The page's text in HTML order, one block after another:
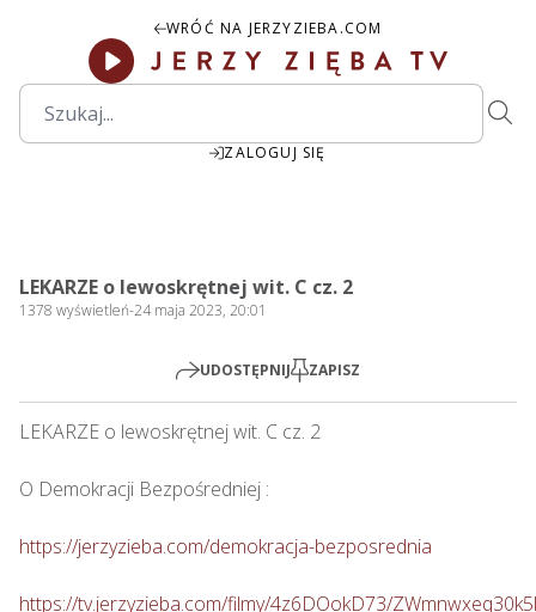
WRÓĆ NA JERZYZIEBA.COM
ZALOGUJ SIĘ
Play
LEKARZE o lewoskrętnej wit. C cz. 2
1378 wyświetleń-24 maja 2023, 20:01
UDOSTĘPNIJ ZAPISZ
LEKARZE o lewoskrętnej wit. C cz. 2
O Demokracji Bezpośredniej :
https://jerzyzieba.com/demokracja-bezposrednia
https://tv.jerzyzieba.com/filmy/4z6DOokD73/